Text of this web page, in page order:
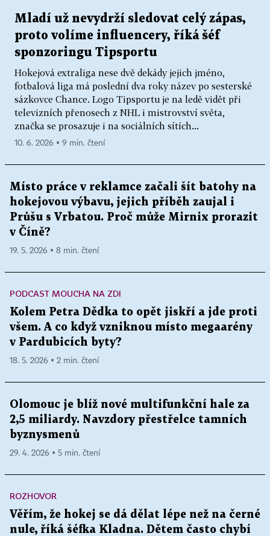
Mladí už nevydrží sledovat celý zápas,
proto volíme influencery, říká šéf
sponzoringu Tipsportu
Hokejová extraliga nese dvě dekády jejich jméno,
fotbalová liga má poslední dva roky název po sesterské
sázkovce Chance. Logo Tipsportu je na ledě vidět při
televizních přenosech z NHL i mistrovství světa,
značka se prosazuje i na sociálních sítích...
10. 6. 2026 ▪ 9 min. čtení
Místo práce v reklamce začali šít batohy na
hokejovou výbavu, jejich příběh zaujal i
Průšu s Vrbatou. Proč může Mirnix prorazit
v Číně?
19. 5. 2026 ▪ 8 min. čtení
PODCAST MOUCHA NA ZDI
Kolem Petra Dědka to opět jiskří a jde proti
všem. A co když vzniknou místo megaarény
v Pardubicích byty?
18. 5. 2026 ▪ 2 min. čtení
Olomouc je blíž nové multifunkční hale za
2,5 miliardy. Navzdory přestřelce tamních
byznysmenů
29. 4. 2026 ▪ 5 min. čtení
ROZHOVOR
Věřím, že hokej se dá dělat lépe než na černé
nule, říká šéfka Kladna. Dětem často chybí